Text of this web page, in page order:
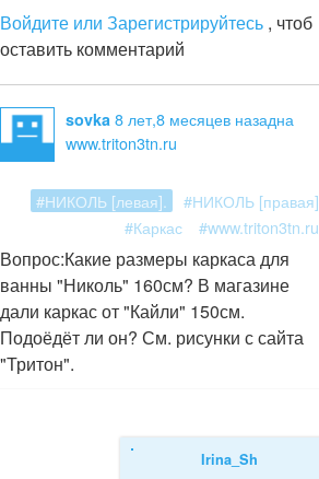
Войдите или Зарегистрируйтесь , чтоб
оставить комментарий
sovka 8 лет,8 месяцев назадна
www.triton3tn.ru
#НИКОЛЬ [левая].
#НИКОЛЬ [правая]
#Каркас
#www.triton3tn.ru
Вопрос:Какие размеры каркаса для
ванны "Николь" 160см? В магазине
дали каркас от "Кайли" 150см.
Подоёдёт ли он? См. рисунки с сайта
"Тритон".
Irina_Sh